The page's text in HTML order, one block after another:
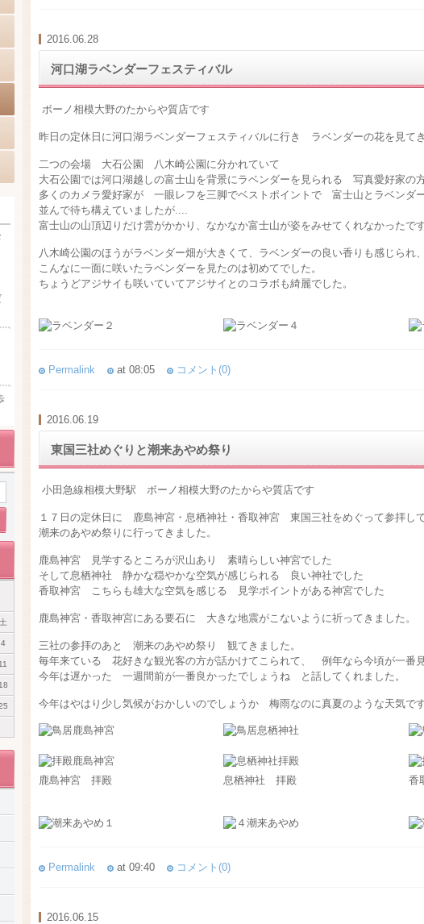
2016.06.28
河口湖ラベンダーフェスティバル
ボーノ相模大野のたからや質店です
昨日の定休日に河口湖ラベンダーフェスティバルに行き ラベンダーの花を見て
二つの会場 大石公園 八木崎公園に分かれていて
大石公園では河口湖越しの富士山を背景にラベンダーを見られる 写真愛好家の
多くのカメラ愛好家が 一眼レフを三脚でベストポイントで 富士山とラベンダ
並んで待ち構えていましたが....
富士山の山頂辺りだけ雲がかかり、なかなか富士山が姿をみせてくれなかったです
八木崎公園のほうがラベンダー畑が大きくて、ラベンダーの良い香りも感じられ
こんなに一面に咲いたラベンダーを見たのは初めてでした。
ちょうどアジサイも咲いていてアジサイとのコラボも綺麗でした。
Permalink at 08:05 コメント(0)
2016.06.19
東国三社めぐりと潮来あやめ祭り
小田急線相模大野駅 ボーノ相模大野のたからや質店です
１７日の定休日に 鹿島神宮・息栖神社・香取神宮 東国三社をめぐって参拝し
潮来のあやめ祭りに行ってきました。
鹿島神宮 見学するところが沢山あり 素晴らしい神宮でした
そして息栖神社 静かな穏やかな空気が感じられる 良い神社でした
香取神宮 こちらも雄大な空気を感じる 見学ポイントがある神宮でした
鹿島神宮・香取神宮にある要石に 大きな地震がこないように祈ってきました。
三社の参拝のあと 潮来のあやめ祭り 観てきました。
毎年来ている 花好きな観光客の方が話かけてこられて、 例年なら今頃が一番
今年は遅かった 一週間前が一番良かったでしょうね と話してくれました。
今年はやはり少し気候がおかしいのでしょうか 梅雨なのに真夏のような天気で
鹿島神宮 拝殿 息栖神社 拝殿 香
Permalink at 09:40 コメント(0)
2016.06.15
土
4
11
18